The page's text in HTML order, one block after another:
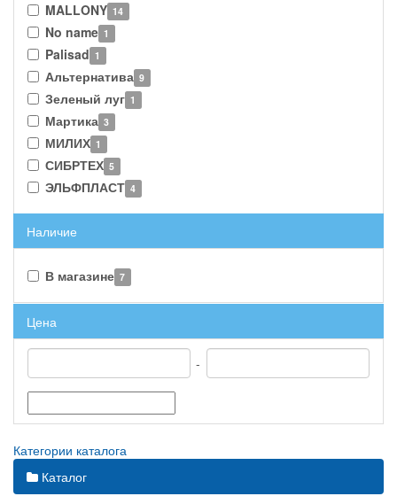
MALLONY 14
No name 1
Palisad 1
Альтернатива 9
Зеленый луг 1
Мартика 3
МИЛИХ 1
СИБРТЕХ 5
ЭЛЬФПЛАСТ 4
Наличие
В магазине 7
Цена
-
Категории каталога
Каталог